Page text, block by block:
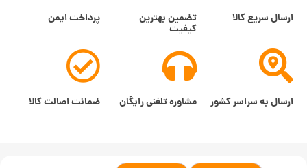
ارسال سریع کالا تضمین بهترین
کیفیت
پرداخت ایمن
ارسال به سراسر کشور مشاوره تلفنی رایگان ضمانت اصالت کالا